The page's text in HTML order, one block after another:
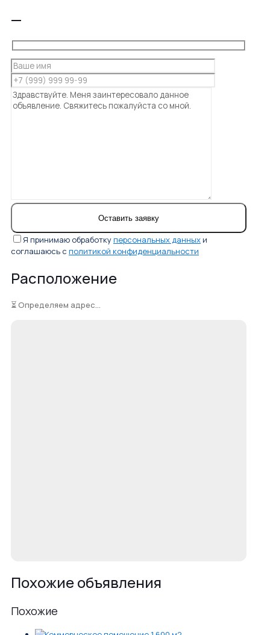
—
Я принимаю обработкуперсональных данных и
соглашаюсь с политикой конфиденциальности
Расположение
⏳ Определяем адрес...
Похожие объявления
Похожие